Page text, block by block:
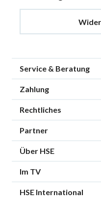
Service & Beratung
Zahlung
Rechtliches
Partner
Über HSE
Im TV
HSE International